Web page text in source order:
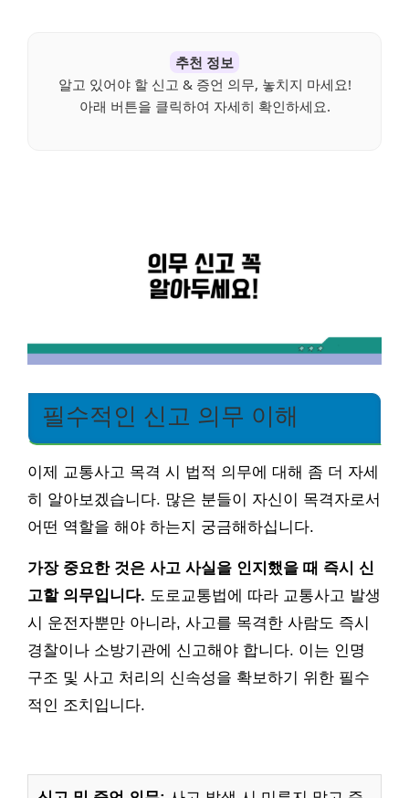
추천 정보
알고 있어야 할 신고 & 증언 의무, 놓치지 마세요!
아래 버튼을 클릭하여 자세히 확인하세요.
필수적인 신고 의무 이해
이제 교통사고 목격 시 법적 의무에 대해 좀 더 자세
히 알아보겠습니다. 많은 분들이 자신이 목격자로서
어떤 역할을 해야 하는지 궁금해하십니다.
가장 중요한 것은 사고 사실을 인지했을 때 즉시 신
고할 의무입니다. 도로교통법에 따라 교통사고 발생
시 운전자뿐만 아니라, 사고를 목격한 사람도 즉시
경찰이나 소방기관에 신고해야 합니다. 이는 인명
구조 및 사고 처리의 신속성을 확보하기 위한 필수
적인 조치입니다.